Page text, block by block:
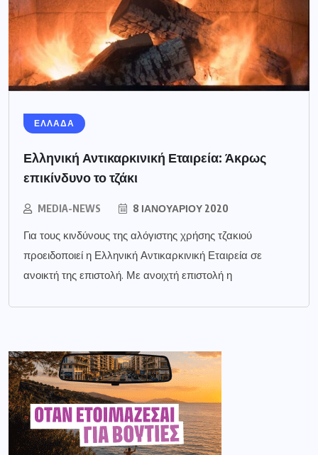
ΕΛΛΑΔΑ
Ελληνική Αντικαρκινική Εταιρεία: Άκρως
επικίνδυνο το τζάκι
MEDIA-NEWS 8 ΙΑΝΟΥΑΡΊΟΥ 2020
Για τους κινδύνους της αλόγιστης χρήσης τζακιού
προειδοποιεί η Ελληνική Αντικαρκινική Εταιρεία σε
ανοικτή της επιστολή. Με ανοιχτή επιστολή η